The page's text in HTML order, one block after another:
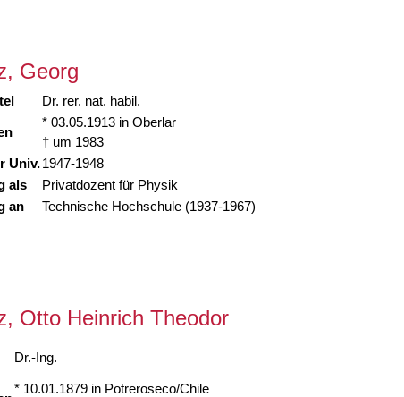
Georg
Dr. rer. nat. habil.
* 03.05.1913 in Oberlar
† um 1983
Univ.1947-1948
als
Privatdozent für Physik
an
Technische Hochschule (1937-1967)
Otto Heinrich Theodor
Dr.-Ing.
* 10.01.1879 in Potreroseco/Chile